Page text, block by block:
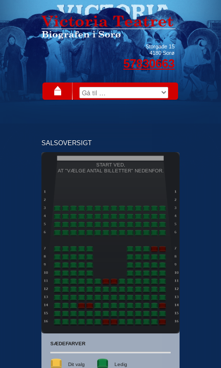
Storgade 15
4180 Sorø
57830663
SALSOVERSIGT
START VED,
AT "VÆLGE ANTAL BILLETTER" NEDENFOR.
SÆDEFARVER
Dit valg Ledig